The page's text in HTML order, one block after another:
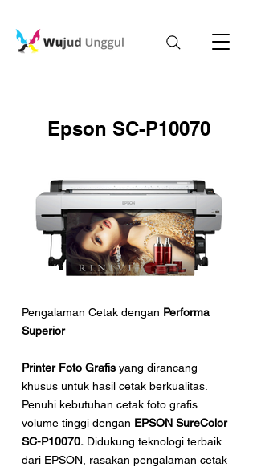
Epson SC-P10070
Pengalaman Cetak dengan Performa
Superior
Printer Foto Grafis yang dirancang
khusus untuk hasil cetak berkualitas.
Penuhi kebutuhan cetak foto grafis
volume tinggi dengan EPSON SureColor
SC-P10070. Didukung teknologi terbaik
dari EPSON, rasakan pengalaman cetak